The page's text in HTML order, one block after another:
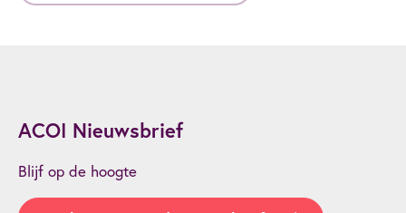
ACOI Nieuwsbrief
Blijf op de hoogte